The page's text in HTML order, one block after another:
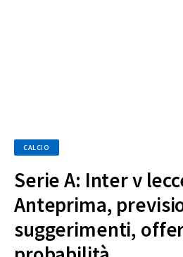
CALCIO
Serie A: Inter v
Anteprima,
suggerimenti,